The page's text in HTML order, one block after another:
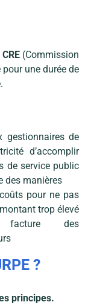
(Commission
une durée de
gestionnaires de
d’accomplir
de service public
des manières
pour ne pas
trop élevé
des
?
principes.